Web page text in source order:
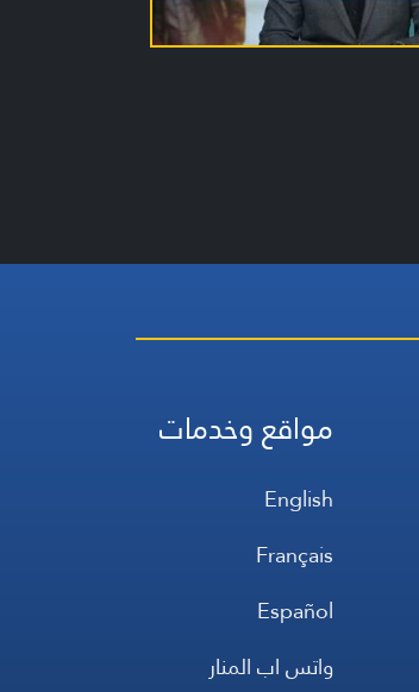
مواقع وخدمات
English
Français
Español
واتس اب المنار